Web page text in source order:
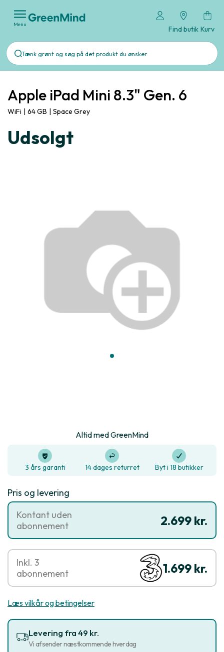
Menu
Find butik Kurv
Apple iPad Mini 8.3" Gen. 6
WiFi | 64 GB | Space Grey
Udsolgt
Altid med GreenMind
3 års garanti 14 dages returret Byt i 18 butikker
Pris og levering
2.699 kr.
Kontant uden
abonnement
1.699 kr.
Inkl. 3
abonnement
Læs vilkår og betingelser
Levering fra 49 kr.
Vi afsender næstkommende hverdag